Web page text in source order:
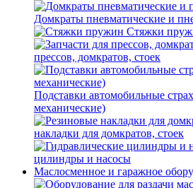
Домкраты пневматические и
Стяжки
прессов, домкратов, стоек
Подставки автомобильные
механические)
накладки для домкратов, стоек
цилиндры и насосы
Маслосменное и гаражное